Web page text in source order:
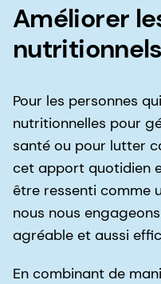
Améliorer
nutritionnels
Pour les personnes
nutritionnelles pour
santé ou pour lutter
cet apport quotidien
être ressenti comme
nous nous
agréable et aussi
En combinant de